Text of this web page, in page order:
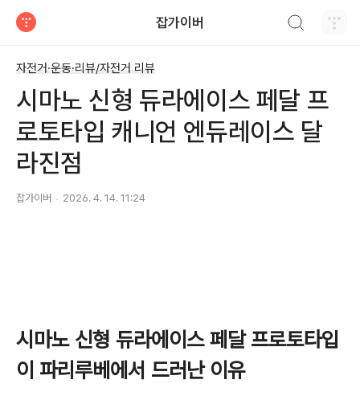
잡가이버
자전거·운동·리뷰/자전거 리뷰
시마노 신형 듀라에이스 페달 프
로토타입 캐니언 엔듀레이스 달
라진점
잡가이버 2026. 4. 14. 11:24
시마노 신형 듀라에이스 페달 프로토타입
이 파리루베에서 드러난 이유